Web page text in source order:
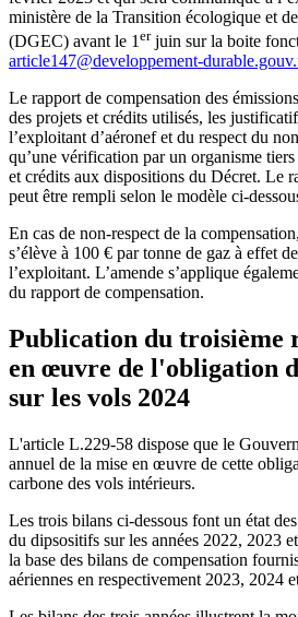
ministère de la Transition écologique et
(DGEC) avant le 1 erjuin sur la boite
article147@developpement-
Le rapport de compensation des
des projets et crédits utilisés, les
l’exploitant d’aéronef et du respect du
qu’une vérification par un organisme
et crédits aux dispositions du Décret. Le
peut être rempli selon le modèle ci-
En cas de non-respect de la
s’élève à 100 € par tonne de gaz à effet
l’exploitant. L’amende s’applique
du rapport de compensation.
Publication du troisième
en œuvre de l'obligation
sur les vols 2024
L'article L.229-58 dispose que le
annuel de la mise en œuvre de cette
carbone des vols intérieurs.
Les trois bilans ci-dessous font un état
du dipsositifs sur les années 2022, 2023
la base des bilans de compensation
aériennes en respectivement 2023, 2024